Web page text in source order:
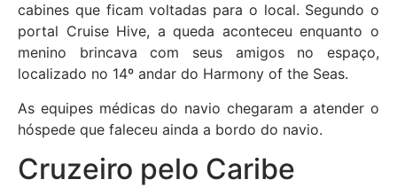
cabines que ficam voltadas para o local. Segundo o
portal Cruise Hive, a queda aconteceu enquanto o
menino brincava com seus amigos no espaço,
localizado no 14º andar do Harmony of the Seas.
As equipes médicas do navio chegaram a atender o
hóspede que faleceu ainda a bordo do navio.
Cruzeiro pelo Caribe